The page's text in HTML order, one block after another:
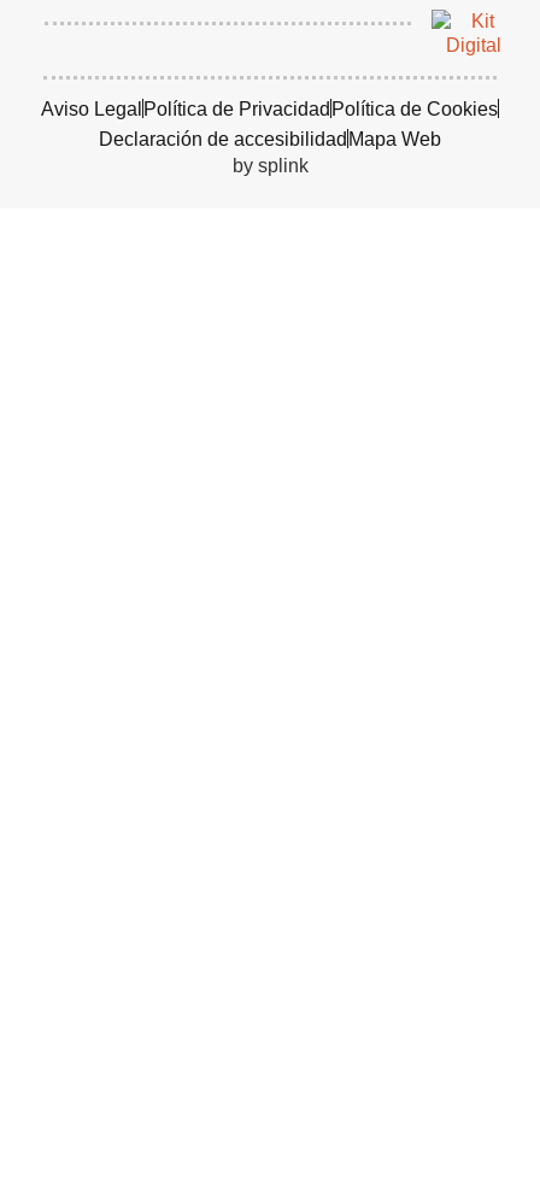
Aviso Legal Política de Privacidad Política de Cookies
Declaración de accesibilidad Mapa Web
by splink